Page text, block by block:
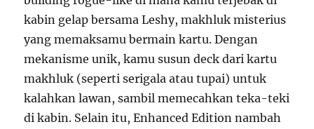
kabin gelap bersama Leshy, makhluk misterius
yang memaksamu bermain kartu. Dengan
mekanisme unik, kamu susun deck dari kartu
makhluk (seperti serigala atau tupai) untuk
kalahkan lawan, sambil memecahkan teka-teki
di kabin. Selain itu, Enhanced Edition nambah